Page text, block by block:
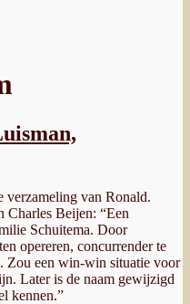
verzameling van Ronald.
Charles Beijen: “Een
Schuitema. Door
opereren, concurrender te
Zou een win-win situatie voor
Later is de naam gewijzigd
kennen.”